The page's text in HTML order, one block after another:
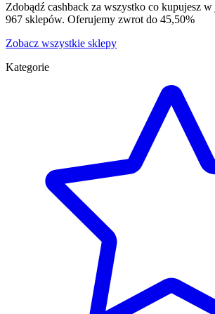
Zdobądź cashback za wszystko co kupujesz
967 sklepów. Oferujemy zwrot do 45,50%
Zobacz wszystkie sklepy
Kategorie